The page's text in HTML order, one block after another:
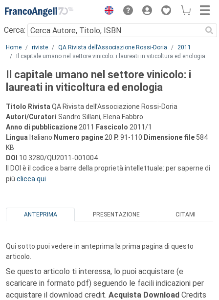
Menu
Cerca:
Main content
Home riviste QA Rivista dell’Associazione Rossi-Doria
2011
Il capitale umano nel settore vinicolo: i laureati in viticoltura ed enologia
Il capitale umano nel settore vinicolo: i
laureati in viticoltura ed enologia
Titolo Rivista QA Rivista dell’Associazione Rossi-Doria
Autori/Curatori Sandro Sillani, Elena Fabbro
Anno di pubblicazione 2011 Fascicolo 2011/1
Lingua Italiano Numero pagine 20 P. 91-110 Dimensione file 584
KB
DOI 10.3280/QU2011-001004
Il DOI è il codice a barre della proprietà intellettuale: per saperne di
più clicca qui
ANTEPRIMA PRESENTAZIONE CITAMI
Qui sotto puoi vedere in anteprima la prima pagina di questo
articolo.
Se questo articolo ti interessa, lo puoi acquistare (e
scaricare in formato pdf) seguendo le facili indicazioni per
acquistare il download credit. Acquista Download Credits